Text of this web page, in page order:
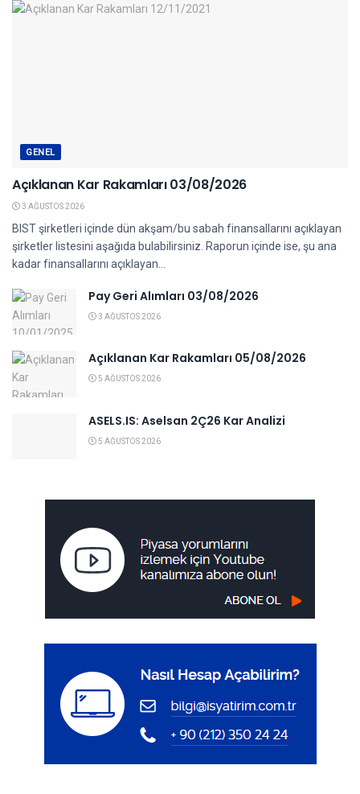
GENEL
Açıklanan Kar Rakamları 03/08/2026
3 AĞUSTOS 2026
BIST şirketleri içinde dün akşam/bu sabah finansallarını açıklayan
şirketler listesini aşağıda bulabilirsiniz. Raporun içinde ise, şu ana
kadar finansallarını açıklayan...
Pay Geri Alımları 03/08/2026
3 AĞUSTOS 2026
Açıklanan Kar Rakamları 05/08/2026
5 AĞUSTOS 2026
ASELS.IS: Aselsan 2Ç26 Kar Analizi
5 AĞUSTOS 2026